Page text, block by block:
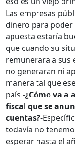
Las empresas
dinero para poder
apuesta estaría
que cuando su
remunerara a sus
no generaran ni
manera tal que
país.-¿Cómo va a
fiscal que se
cuentas?-
todavía no
esperar hasta el